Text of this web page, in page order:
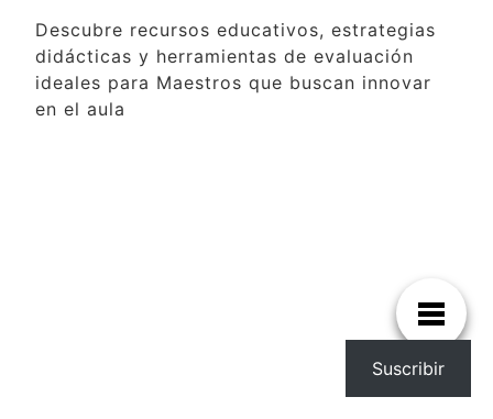
Descubre recursos educativos, estrategias
didácticas y herramientas de evaluación
ideales para Maestros que buscan innovar
en el aula
Suscribir